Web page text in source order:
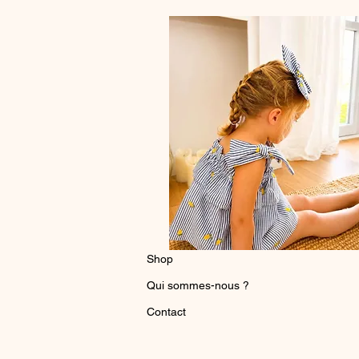
Shop
Qui sommes-nous ?
Contact